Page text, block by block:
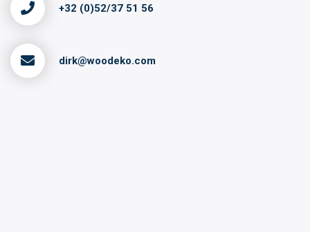
+32 (0)52/37 51 56
dirk@woodeko.com